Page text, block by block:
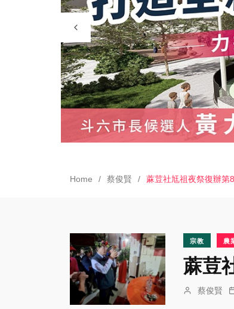
Home 蔡俊賢 蔴荳社尪祖夜祭復辦第
宗教 農
蔴荳
蔡俊賢